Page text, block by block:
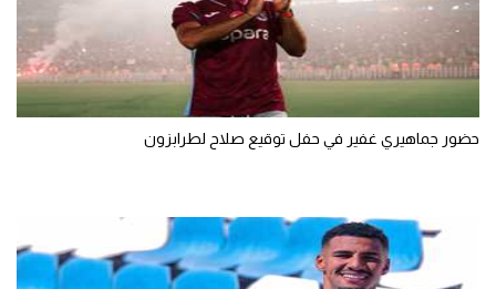
حضور جماهيري غفير في حفل توقيع صلاح لطرابزون